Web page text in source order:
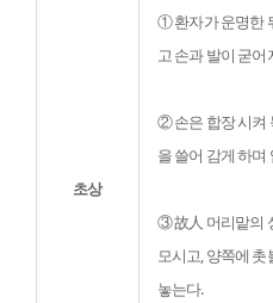
초상
① 환자가 운명한
고 손과 발이 굳
② 손은 합장 시켜
을 쓸어 감게 하며
③ 故人 머리맡의
모시고, 양쪽에
놓는다.